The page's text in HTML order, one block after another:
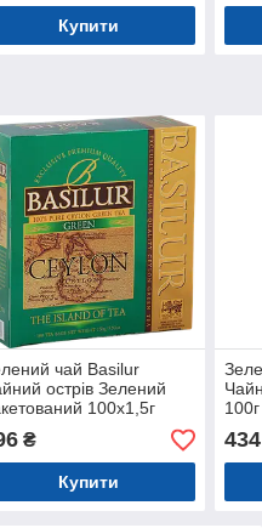
Купити
чай Basilur
острів Зелений
100х1,5г
₴
Купити
100г
434